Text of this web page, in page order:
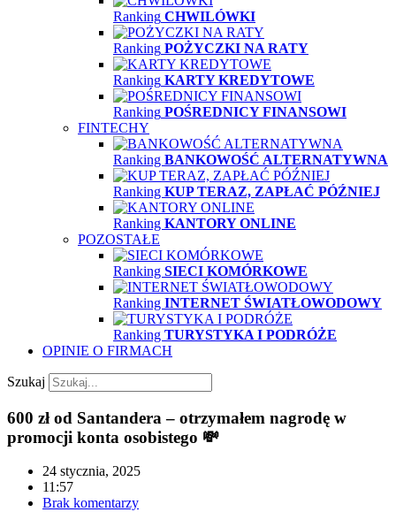
Ranking CHWILÓWKI
Ranking POŻYCZKI NA RATY
Ranking KARTY KREDYTOWE
Ranking POŚREDNICY FINANSOWI
FINTECHY
Ranking BANKOWOŚĆ ALTERNATYWNA
Ranking KUP TERAZ, ZAPŁAĆ PÓŹNIEJ
Ranking KANTORY ONLINE
POZOSTAŁE
Ranking SIECI KOMÓRKOWE
Ranking INTERNET ŚWIATŁOWODOWY
Ranking TURYSTYKA I PODRÓŻE
OPINIE O FIRMACH
Szukaj
600 zł od Santandera – otrzymałem nagrodę w
promocji konta osobistego 💸
24 stycznia, 2025
11:57
Brak komentarzy